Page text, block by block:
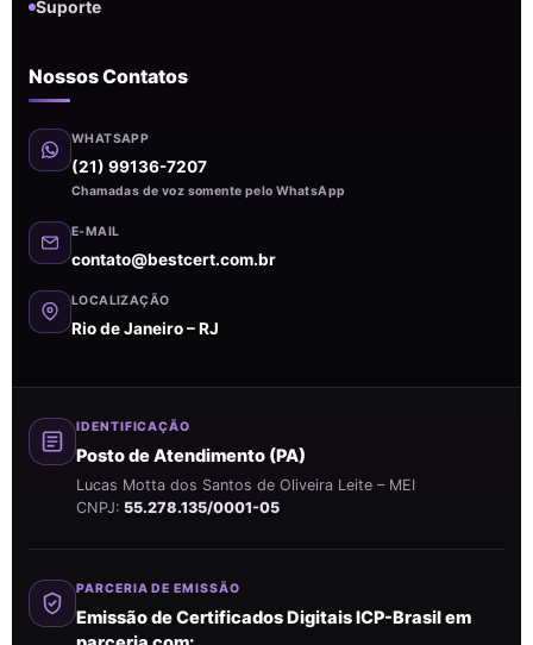
Suporte
Nossos Contatos
WHATSAPP
(21) 99136-7207
Chamadas de voz somente pelo WhatsApp
E-MAIL
contato@bestcert.com.br
LOCALIZAÇÃO
Rio de Janeiro – RJ
IDENTIFICAÇÃO
Posto de Atendimento (PA)
Lucas Motta dos Santos de Oliveira Leite – MEI
CNPJ: 55.278.135/0001-05
PARCERIA DE EMISSÃO
Emissão de Certificados Digitais ICP-Brasil em